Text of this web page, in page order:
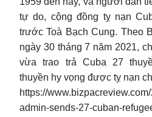
tự do, cộng đồng tỵ nạn
trước Toà Bạch Cung. Theo
ngày 30 tháng 7 năm 2021,
vừa trao trả Cuba 27
thuyền hy vọng được tỵ nạn
https://
admin-sends-27-cuban-